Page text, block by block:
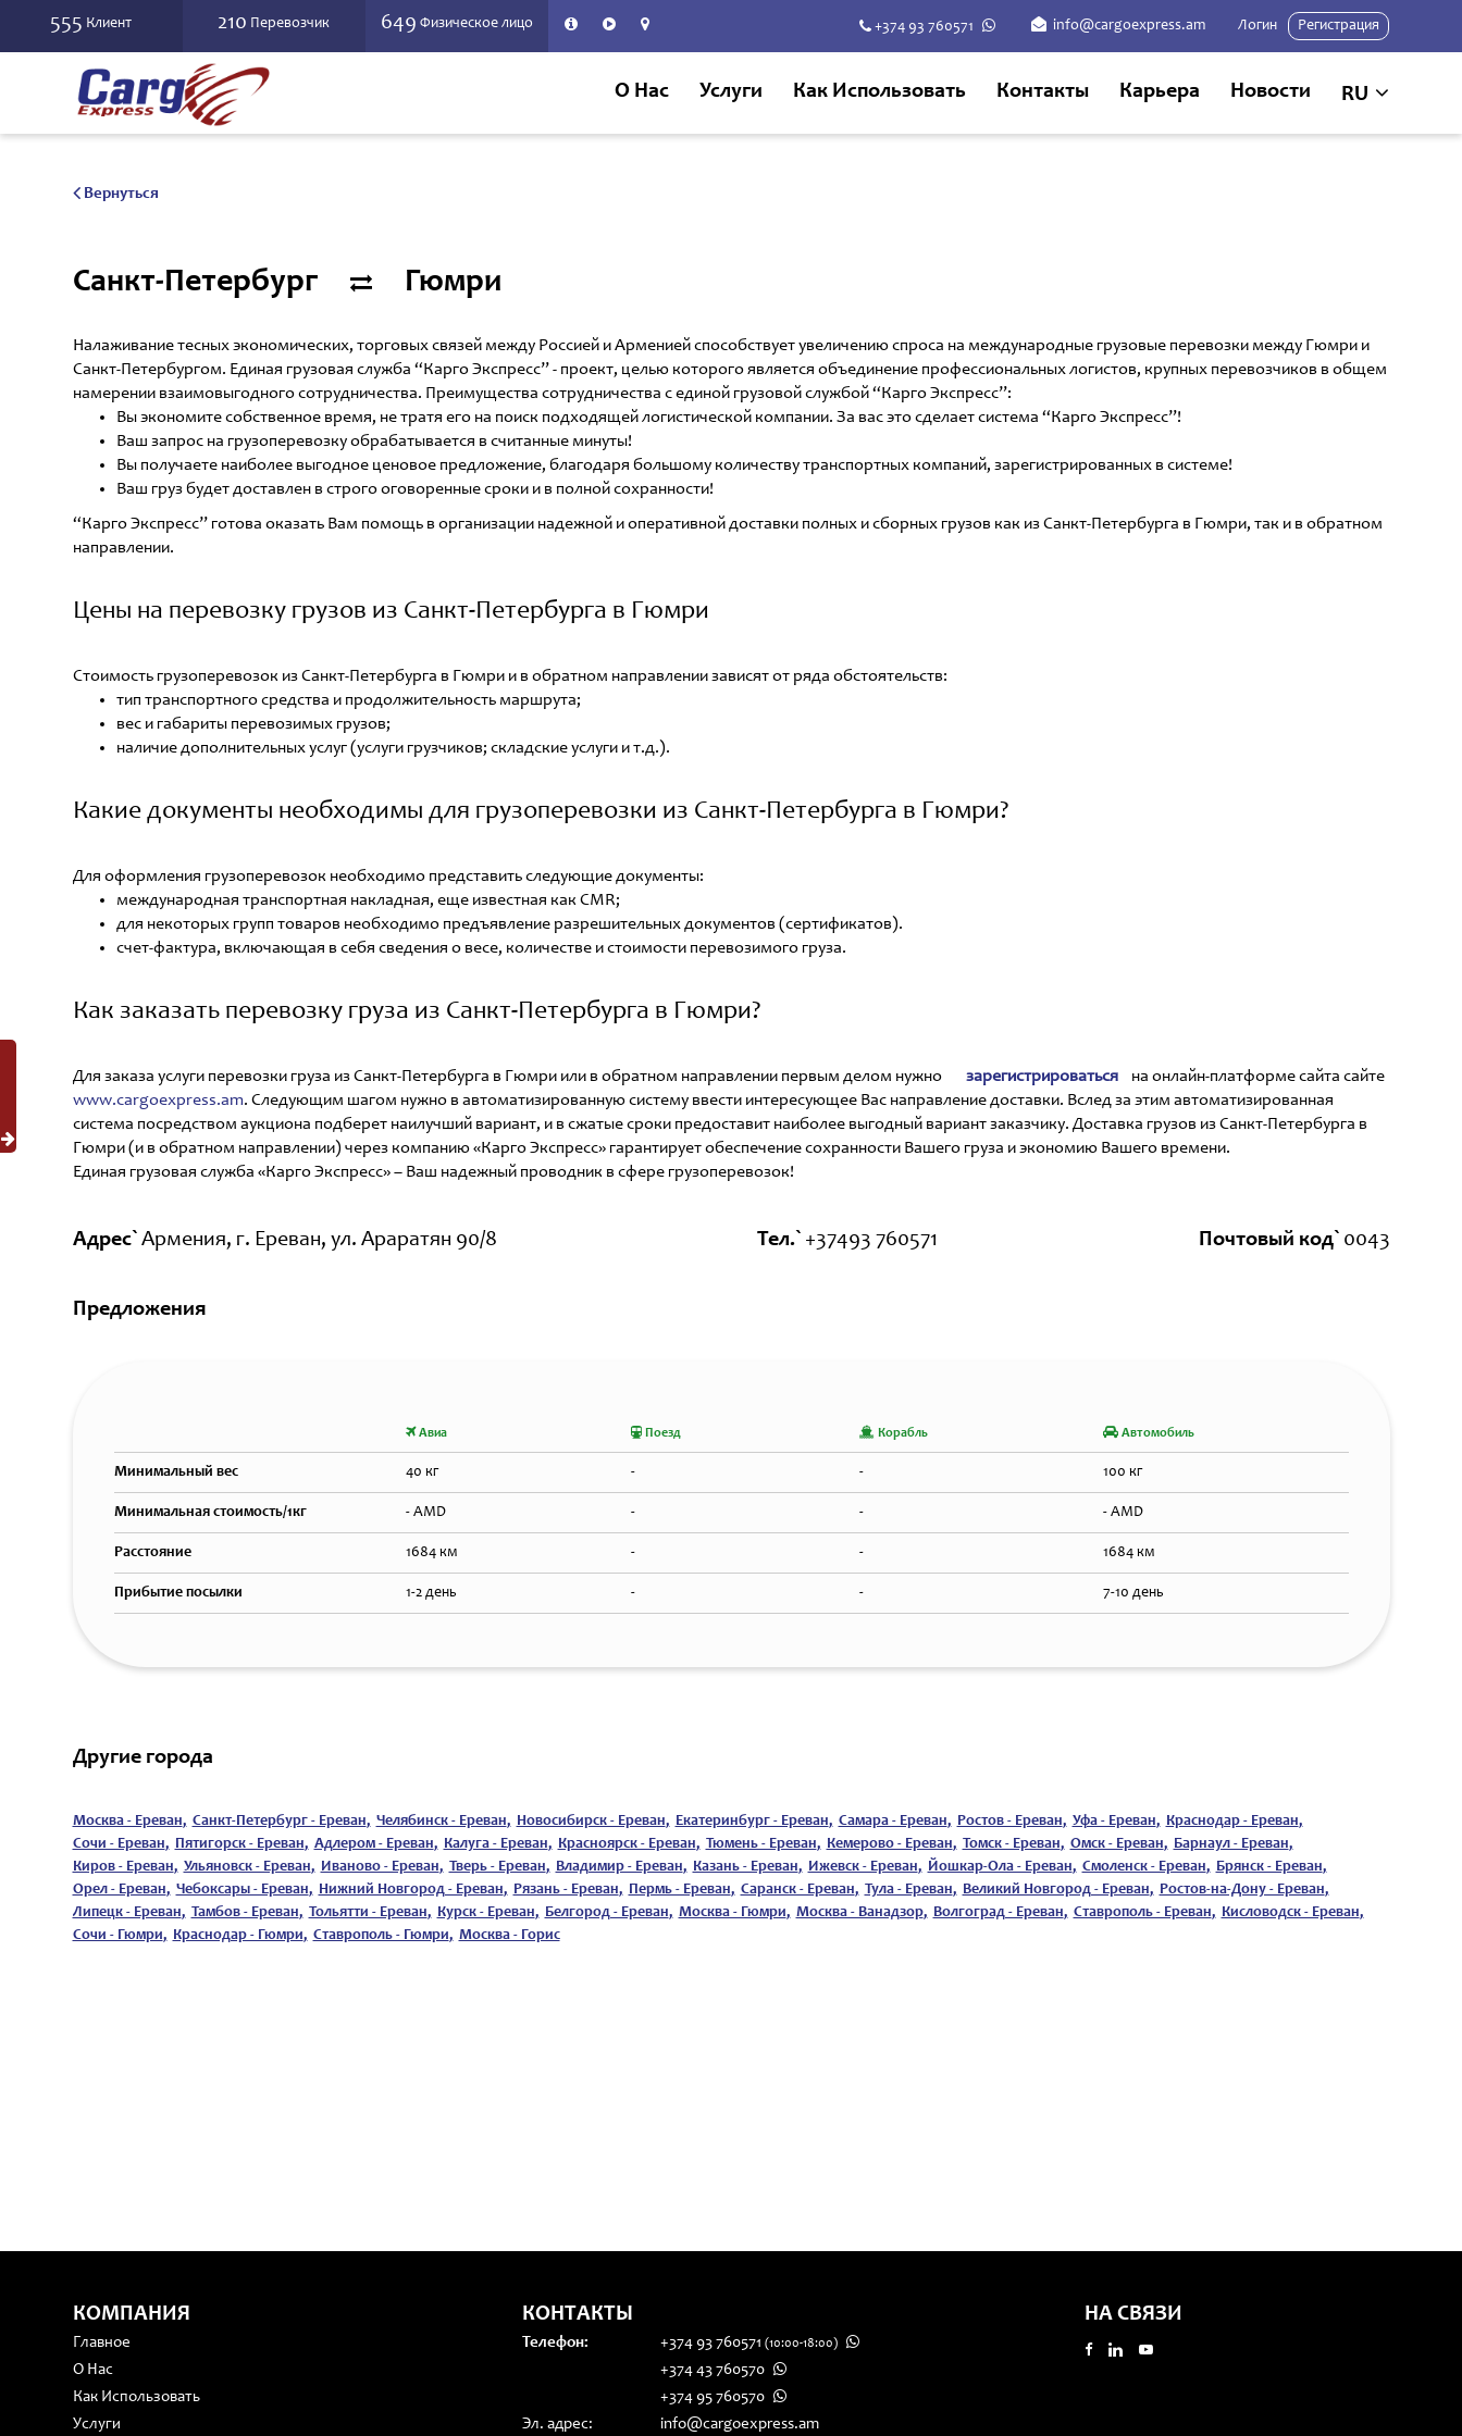
555 Клиент 210 Перевозчик 649 Физическое лицо +374 93 760571 info@cargoexpress.am Логин Регистрация
О Нас Услуги Как Использовать Контакты Карьера Новости RU
Вернуться
Санкт-Петербург Гюмри
Налаживание тесных экономических, торговых связей между Россией и Арменией способствует увеличению спроса на международные грузовые перевозки между Гюмри и
Санкт-Петербургом. Единая грузовая служба “Карго Экспресс” - проект, целью которого является объединение профессиональных логистов, крупных перевозчиков в общем
намерении взаимовыгодного сотрудничества. Преимущества сотрудничества с единой грузовой службой “Карго Экспресс”:
Вы экономите собственное время, не тратя его на поиск подходящей логистической компании. За вас это сделает система “Карго Экспресс”!
Ваш запрос на грузоперевозку обрабатывается в считанные минуты!
Вы получаете наиболее выгодное ценовое предложение, благодаря большому количеству транспортных компаний, зарегистрированных в системе!
Ваш груз будет доставлен в строго оговоренные сроки и в полной сохранности!
“Карго Экспресс” готова оказать Вам помощь в организации надежной и оперативной доставки полных и сборных грузов как из Санкт-Петербурга в Гюмри, так и в обратном
направлении.
Цены на перевозку грузов из Санкт-Петербурга в Гюмри
Стоимость грузоперевозок из Санкт-Петербурга в Гюмри и в обратном направлении зависят от ряда обстоятельств:
тип транспортного средства и продолжительность маршрута;
вес и габариты перевозимых грузов;
наличие дополнительных услуг (услуги грузчиков; складские услуги и т.д.).
Какие документы необходимы для грузоперевозки из Санкт-Петербурга в Гюмри?
Для оформления грузоперевозок необходимо представить следующие документы:
международная транспортная накладная, еще известная как CMR;
для некоторых групп товаров необходимо предъявление разрешительных документов (сертификатов).
счет-фактура, включающая в себя сведения о весе, количестве и стоимости перевозимого груза.
Как заказать перевозку груза из Санкт-Петербурга в Гюмри?
Для заказа услуги перевозки груза из Санкт-Петербурга в Гюмри или в обратном направлении первым делом нужно зарегистрироваться
на онлайн-платформе сайта сайте
www.cargoexpress.am. Следующим шагом нужно в автоматизированную систему ввести интересующее Вас направление доставки. Вслед за этим автоматизированная
система посредством аукциона подберет наилучший вариант, и в сжатые сроки предоставит наиболее выгодный вариант заказчику. Доставка грузов из Санкт-Петербурга в
Гюмри (и в обратном направлении) через компанию «Карго Экспресс» гарантирует обеспечение сохранности Вашего груза и экономию Вашего времени.
Единая грузовая служба «Карго Экспресс» – Ваш надежный проводник в сфере грузоперевозок!
Адрес` Армения, г. Ереван, ул. Араратян 90/8 Тел.` +37493 760571 Почтовый код` 0043
Предложения
Авиа Поезд Корабль Автомобиль
Минимальный вес 40 кг - - 100 кг
Минимальная стоимость/1кг - AMD - - - AMD
Расстояние 1684 км - - 1684 км
Прибытие посылки 1-2 день - - 7-10 день
Другие города
Москва - Ереван, Санкт-Петербург - Ереван, Челябинск - Ереван, Новосибирск - Ереван, Екатеринбург - Ереван, Самара - Ереван, Ростов - Ереван, Уфа - Ереван, Краснодар - Ереван,
Сочи - Ереван, Пятигорск - Ереван, Адлером - Ереван, Калуга - Ереван, Красноярск - Ереван, Тюмень - Ереван, Кемерово - Ереван, Томск - Ереван, Омск - Ереван, Барнаул - Ереван,
Киров - Ереван, Ульяновск - Ереван, Иваново - Ереван, Тверь - Ереван, Владимир - Ереван, Казань - Ереван, Ижевск - Ереван, Йошкар-Ола - Ереван, Смоленск - Ереван, Брянск - Ереван,
Орел - Ереван, Чебоксары - Ереван, Нижний Новгород - Ереван, Рязань - Ереван, Пермь - Ереван, Саранск - Ереван, Тула - Ереван, Великий Новгород - Ереван, Ростов-на-Дону - Ереван,
Липецк - Ереван, Тамбов - Ереван, Тольятти - Ереван, Курск - Ереван, Белгород - Ереван, Москва - Гюмри, Москва - Ванадзор, Волгоград - Ереван, Ставрополь - Ереван, Кисловодск - Ереван,
Сочи - Гюмри, Краснодар - Гюмри, Ставрополь - Гюмри, Москва - Горис
КОМПАНИЯ
Главное
О Нас
Как Использовать
Услуги
КОНТАКТЫ
Телефон: +374 93 760571 (10:00-18:00)
+374 43 760570
+374 95 760570
Эл. адрес:
info@cargoexpress.am
НА СВЯЗИ